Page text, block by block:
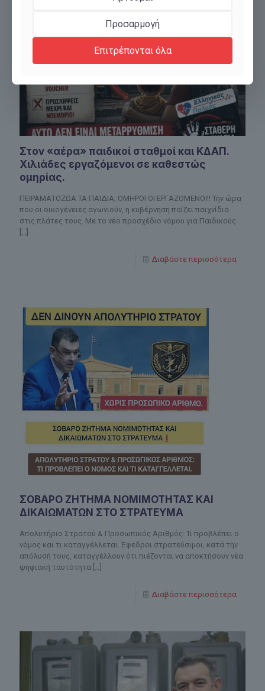
Στον «αέρα» παιδικοί σταθμοί και ΚΔΑΠ.
Χιλιάδες εργαζόμενοι σε καθεστώς
ομηρίας.
ΠΕΙΡΑΜΑΤΟΖΩΑ ΤΑ ΠΑΙΔΙΑ; ΟΜΗΡΟΙ ΟΙ ΕΡΓΑΖΟΜΕΝΟΙ!! Την ώρα
που οι οικογένειες αγωνιούν, η κυβέρνηση παίζει παιχνίδια
στις πλάτες τους. Με το νέο προσχέδιο νόμου για Παιδικούς
[…]
Διαβάστε περισσότερα
ΣΟΒΑΡΟ ΖΗΤΗΜΑ ΝΟΜΙΜΟΤΗΤΑΣ ΚΑΙ
ΔΙΚΑΙΩΜΑΤΩΝ ΣΤΟ ΣΤΡΑΤΕΥΜΑ
Απολυτήριο Στρατού & Προσωπικός Αριθμός: Τι προβλέπει ο
νόμος και τι καταγγέλλεται. Έφεδροι στρατεύσιμοι, κατά την
απόλυσή τους, καταγγέλλουν ότι πιέζονται να αποκτήσουν νέα
ψηφιακή ταυτότητα […]
Διαβάστε περισσότερα
Προσαρμογή
Επιτρέπονται όλα